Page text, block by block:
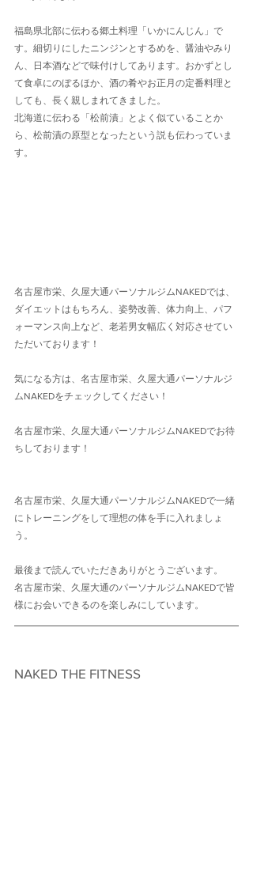
福島県北部に伝わる郷土料理「いかにんじん」で
す。細切りにしたニンジンとするめを、醤油やみり
ん、日本酒などで味付けしてあります。おかずとし
て食卓にのぼるほか、酒の肴やお正月の定番料理と
しても、長く親しまれてきました。
北海道に伝わる「松前漬」とよく似ていることか
ら、松前漬の原型となったという説も伝わっていま
す。
名古屋市栄、久屋大通パーソナルジムNAKEDでは、
ダイエットはもちろん、姿勢改善、体力向上、パフ
ォーマンス向上など、老若男女幅広く対応させてい
ただいております！
気になる方は、名古屋市栄、久屋大通パーソナルジ
ムNAKEDをチェックしてください！
名古屋市栄、久屋大通パーソナルジムNAKEDでお待
ちしております！
名古屋市栄、久屋大通パーソナルジムNAKEDで一緒
にトレーニングをして理想の体を手に入れましょ
う。
最後まで読んでいただきありがとうございます。
名古屋市栄、久屋大通のパーソナルジムNAKEDで皆
様にお会いできるのを楽しみにしています。
NAKED THE FITNESS